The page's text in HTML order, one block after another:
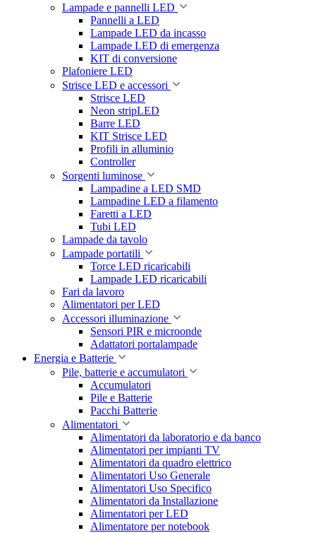
Lampade e pannelli LED
Pannelli a LED
Lampade LED da incasso
Lampade LED di emergenza
KIT di conversione
Plafoniere LED
Strisce LED e accessori
Strisce LED
Neon stripLED
Barre LED
KIT Strisce LED
Profili in alluminio
Controller
Sorgenti luminose
Lampadine a LED SMD
Lampadine LED a filamento
Faretti a LED
Tubi LED
Lampade da tavolo
Lampade portatili
Torce LED ricaricabili
Lampade LED ricaricabili
Fari da lavoro
Alimentatori per LED
Accessori illuminazione
Sensori PIR e microonde
Adattatori portalampade
Energia e Batterie
Pile, batterie e accumulatori
Accumulatori
Pile e Batterie
Pacchi Batterie
Alimentatori
Alimentatori da laboratorio e da banco
Alimentatori per impianti TV
Alimentatori da quadro elettrico
Alimentatori Uso Generale
Alimentatori Uso Specifico
Alimentatori da Installazione
Alimentatori per LED
Alimentatore per notebook